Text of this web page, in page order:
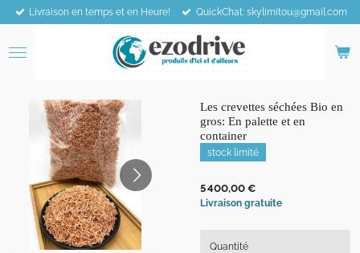
Passer
principal
Livraison en temps et en Heure! QuickChat: skylimitou@gmail.com
Les crevettes séchées Bio en
gros: En palette et en
container
stock limité
5 400,00 €
Livraison gratuite
Quantité